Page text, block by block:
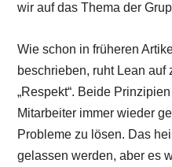
wir auf das Thema der
Wie schon in früheren
beschrieben, ruht Lean auf
„Respekt“. Beide
Mitarbeiter immer wieder
Probleme zu lösen. Das
gelassen werden, aber es